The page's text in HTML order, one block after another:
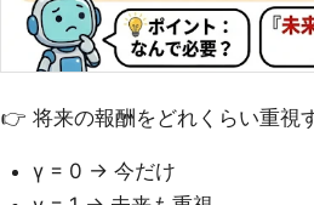
👉 将来の報酬をどれくらい重視
γ = 0 → 今だけ